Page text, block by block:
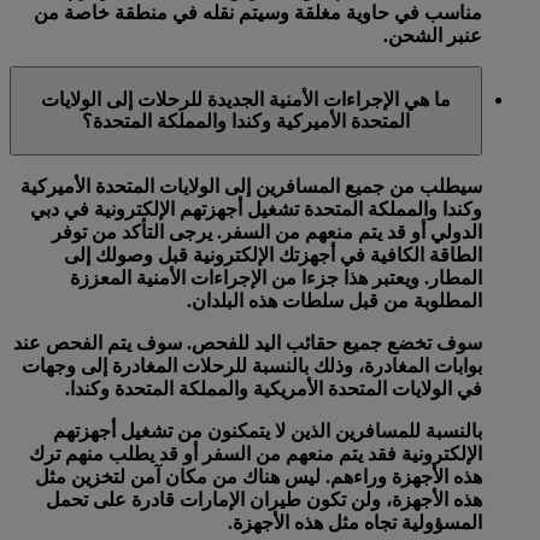
مناسب في حاوية مغلقة وسيتم نقله في منطقة خاصة من
عنبر الشحن.
ما هي الإجراءات الأمنية الجديدة للرحلات إلى الولايات
المتحدة الأميركية وكندا والمملكة المتحدة؟
سيطلب من جميع المسافرين إلى الولايات المتحدة الأميركية
وكندا والمملكة المتحدة تشغيل أجهزتهم الإلكترونية في دبي
الدولي أو قد يتم منعهم من السفر. يرجى التأكد من توفر
الطاقة الكافية في أجهزتك الإلكترونية قبل وصولك إلى
المطار. ويعتبر هذا جزءا من الإجراءات الأمنية المعززة
المطلوبة من قبل سلطات هذه البلدان.
سوف تخضع جميع حقائب اليد للفحص. سوف يتم الفحص عند
بوابات المغادرة، وذلك بالنسبة للرحلات المغادرة إلى وجهات
في الولايات المتحدة الأمريكية والمملكة المتحدة وكندا.
بالنسبة للمسافرين الذين لا يتمكنون من تشغيل أجهزتهم
الإلكترونية فقد يتم منعهم من السفر أو قد يطلب منهم ترك
هذه الأجهزة وراءهم. ليس هناك من مكان آمن لتخزين مثل
هذه الأجهزة، ولن تكون طيران الإمارات قادرة على تحمل
المسؤولية تجاه مثل هذه الأجهزة.